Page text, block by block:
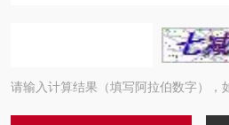
请输入计算结果（填写阿拉伯数字），